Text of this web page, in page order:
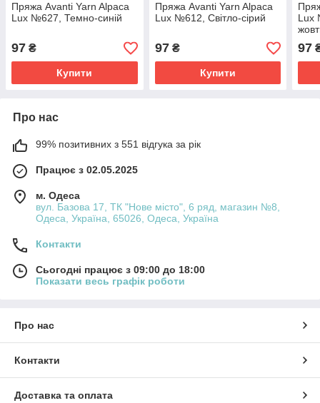
Пряжа Avanti Yarn Alpaca
Lux №627, Темно-синій
97 ₴
Купити
Пряжа Avanti Yarn Alpaca
Lux №612, Світло-сірий
97₴
Купити
Lux
97
Про нас
99% позитивних з 551 відгука за рік
Працює з 02.05.2025
м. Одеса
вул. Базова 17, ТК "Нове місто", 6 ряд, магазин №8,
Одеса, Україна, 65026, Одеса, Україна
Контакти
Сьогодні працює з 09:00 до 18:00
Показати весь графік роботи
Про нас
Контакти
Доставка та оплата